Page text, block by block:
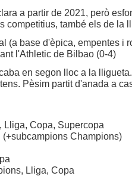
a partir de 2021, però
competitius, també els de la
(a base d'èpica, empentes i
l'Athletic de Bilbao (0-4)
en segon lloc a la
Pèsim partit d'anada a
Lliga, Copa, Supercopa
Champions)
Lliga, Copa